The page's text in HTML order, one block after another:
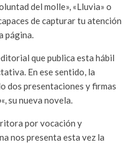
del molle», «Lluvia» o
de capturar tu atención
página.
que publica esta hábil
En ese sentido, la
dos presentaciones y firmas
«, su nueva novela.
por vocación y
nos presenta esta vez la